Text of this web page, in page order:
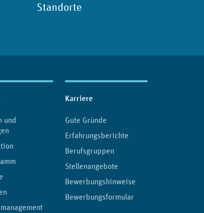
Standorte
und
Karriere
Gute Gründe
Erfahrungsberichte
Berufsgruppen
Stellenangebote
Bewerbungshinweise
Bewerbungsformular